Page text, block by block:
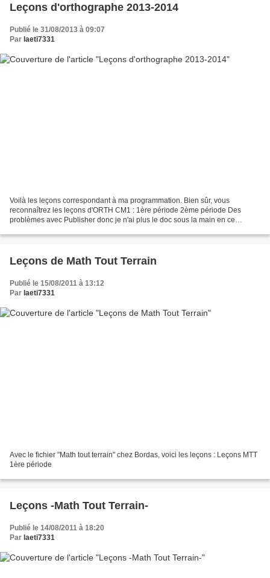
Leçons d'orthographe 2013-2014
Publié le 31/08/2013 à 09:07
Par laeti7331
Voilà les leçons correspondant à ma programmation. Bien sûr, vous
reconnaîtrez les leçons d'ORTH CM1 : 1ère période 2ème période Des
problèmes avec Publisher donc je n'ai plus le doc sous la main en ce
Leçons de Math Tout Terrain
Publié le 15/08/2011 à 13:12
Par laeti7331
Avec le fichier "Math tout terrain" chez Bordas, voici les leçons : Leçons MTT
1ère période
Leçons -Math Tout Terrain-
Publié le 14/08/2011 à 18:20
Par laeti7331